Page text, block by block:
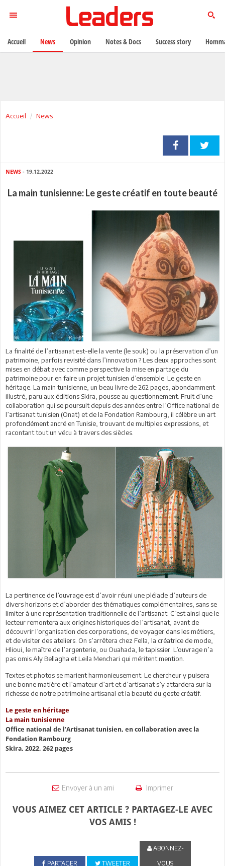
Accueil News
NEWS - 19.12.2022
La main tunisienne: Le geste créatif en toute beauté
La finalité de l’artisanat est-elle la vente (le souk) ou la préservation d’un
patrimoine, parfois revisité dans l’innovation ? Les deux approches sont
mises en débat avec comme perspective la mise en partage du
patrimoine pour en faire un projet tunisien d’ensemble. Le geste en
héritage. La main tunisienne, un beau livre de 262 pages, abondamment
illustré, paru aux éditions Skira, pousse au questionnement. Fruit d’une
collaboration qui se poursuit depuis des années entre l’Office national de
l’artisanat tunisien (Onat) et de la Fondation Rambourg, il célèbre un art
profondément ancré en Tunisie, trouvant de multiples expressions, et
racontant tout un vécu à travers des siècles.
La pertinence de l’ouvrage est d’avoir réuni une pléiade d’auteurs de
divers horizons et d’aborder des thématiques complémentaires, sans se
limiter à une représentation traditionnelle de l’artisanat. C’est ainsi que le
lecteur remontera aux origines historiques de l’artisanat, avant de
découvrir l’organisation des corporations, de voyager dans les métiers,
et de visiter des ateliers. On s’arrêtera chez Fella, la créatrice de mode,
Hlioui, le maître de l’argenterie, ou Ouahada, le tapissier. L’ouvrage n’a
pas omis Aly Bellagha et Leila Menchari qui méritent mention.
Textes et photos se marient harmonieusement. Le chercheur y puisera
une bonne matière et l’amateur d’art et d’artisanat s’y attardera sur la
richesse de notre patrimoine artisanal et la beauté du geste créatif.
Le geste en héritage
La main tunisienne
Office national de l’Artisanat tunisien, en collaboration avec la
Fondation Rambourg
Skira, 2022, 262 pages
Envoyer à un ami Imprimer
VOUS AIMEZ CET ARTICLE ? PARTAGEZ-LE AVEC
VOS AMIS !
PARTAGER TWEETER
ABONNEZ-
VOUS
Accueil News Opinion Notes & Docs Success story